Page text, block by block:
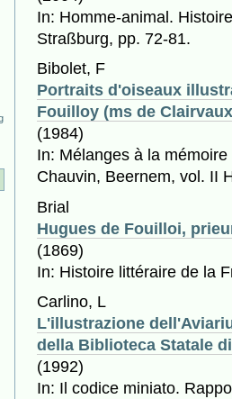
In: Homme-animal.
Straßburg, pp. 72-81.
Bibolet, F
Portraits d'oiseaux
Fouilloy (ms de
(1984)
In: Mélanges à la
Chauvin, Beernem, vol. II
Brial
Hugues de Fouilloi,
(1869)
In: Histoire littéraire de la
Carlino, L
L'illustrazione
della Biblioteca Statale
(1992)
In: Il codice miniato.